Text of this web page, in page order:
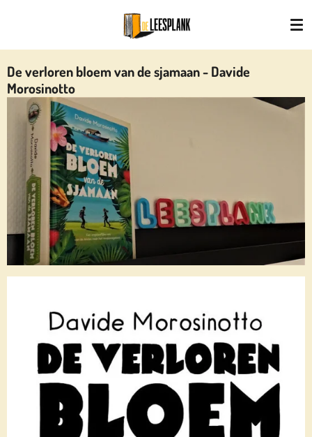
naar
de
hoofdinhoud
De verloren bloem van de sjamaan - Davide
Morosinotto